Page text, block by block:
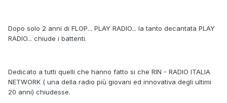
Dopo solo 2 anni di FLOP... PLAY RADIO... la tanto decantata PLAY
RADIO... chiude i battenti.
Dedicato a tutti quelli che hanno fatto si che RIN - RADIO ITALIA
NETWORK ( una della radio più giovani ed innovativa degli ultimi
20 anni) chiudesse.